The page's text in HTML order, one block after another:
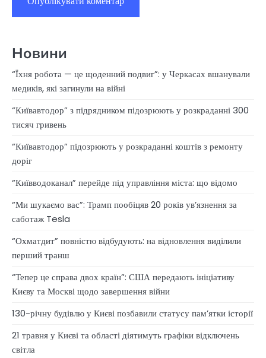
Новини
“Їхня робота — це щоденний подвиг”: у Черкасах вшанували
медиків, які загинули на війні
“Київавтодор” з підрядником підозрюють у розкраданні 300
тисяч гривень
“Київавтодор” підозрюють у розкраданні коштів з ремонту
доріг
“Київводоканал” перейде під управління міста: що відомо
“Ми шукаємо вас”: Трамп пообіцяв 20 років ув’язнення за
саботаж Tesla
“Охматдит” повністю відбудують: на відновлення виділили
перший транш
“Тепер це справа двох країн”: США передають ініціативу
Києву та Москві щодо завершення війни
130-річну будівлю у Києві позбавили статусу памʼятки історії
21 травня у Києві та області діятимуть графіки відключень
світла